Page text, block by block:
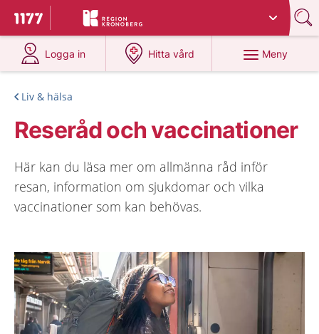
Till startsidan för 1177
Du har valt region
Logga in
på 1177.se
Hitta vård
på 1177.se
Meny
Liv & hälsa
Reseråd och vaccinationer
Här kan du läsa mer om allmänna råd inför
resan, information om sjukdomar och vilka
vaccinationer som kan behövas.